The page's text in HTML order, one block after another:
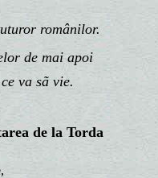
românilor.
de mai apoi
va sã vie.
de la Torda